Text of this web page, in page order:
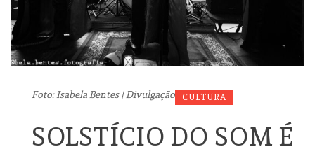
Foto: Isabela Bentes | Divulgação CULTURA
SOLSTÍCIO DO SOM É